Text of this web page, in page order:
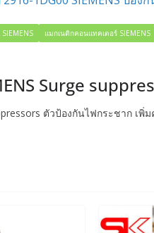
แมกเนติกคอนแทคเตอร์ SIEMENS
Surge
ตัวป้องกันไฟกระชาก เ